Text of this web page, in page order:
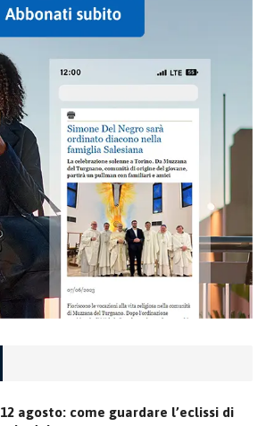
12 agosto: come guardare l’eclissi di